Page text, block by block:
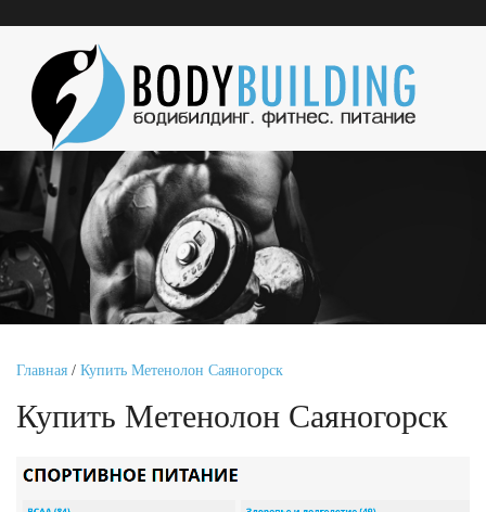
Главная / Купить Метенолон Саяногорск
Купить Метенолон Саяногорск